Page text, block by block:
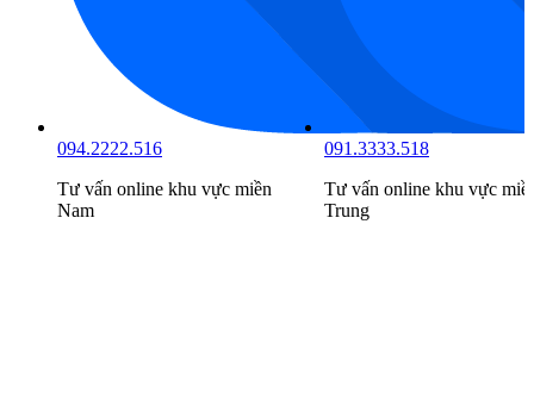
094.2222.516
Tư vấn online khu vực miền
Nam
091.3333.518
Tư vấn online khu vực
Trung